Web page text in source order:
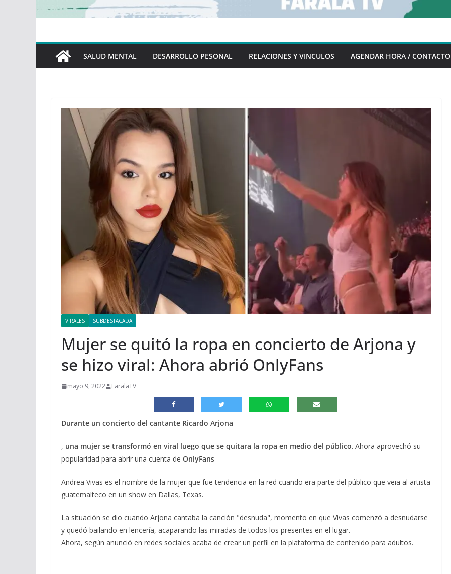
SALUD MENTAL DESARROLLO PESONAL RELACIONES Y VINCULOS AGENDAR HORA / CONTACTO
VIRALES SUBDESTACADA
Mujer se quitó la ropa en concierto de Arjona y
se hizo viral: Ahora abrió OnlyFans
mayo 9, 2022 FaralaTV
Durante un concierto del cantante Ricardo Arjona
, una mujer se transformó en viral luego que se quitara la ropa en medio del público. Ahora aprovechó su
popularidad para abrir una cuenta de OnlyFans
Andrea Vivas es el nombre de la mujer que fue tendencia en la red cuando era parte del público que veia al artista
guatemalteco en un show en Dallas, Texas.
La situación se dio cuando Arjona cantaba la canción "desnuda", momento en que Vivas comenzó a desnudarse
y quedó bailando en lencería, acaparando las miradas de todos los presentes en el lugar.
Ahora, según anunció en redes sociales acaba de crear un perfil en la plataforma de contenido para adultos.